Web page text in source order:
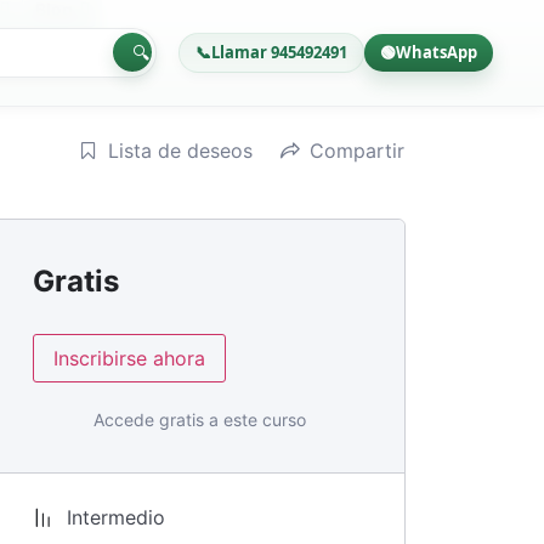
🔍 📞Llamar 945492491 🟢WhatsApp
Lista de deseos Compartir
Gratis
Inscribirse ahora
Accede gratis a este curso
Intermedio